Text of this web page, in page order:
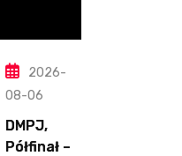
2026-
08-06
DMPJ,
Półfinał –